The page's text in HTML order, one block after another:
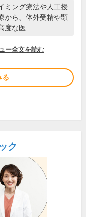
ミング療法や人工授
から、体外受精や顕
度な医…
ー全文を読む
る
ク